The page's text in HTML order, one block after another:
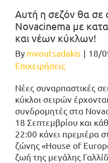
Αυτή η σεζόν θα σε
Novacinema με
και νέων κύκλων!
By mvoutsadakis | 18/
Επιχειρήσεις
Νέες συναρπαστικές
κύκλοι σειρών
συνδρομητές στα
18 Σεπτεμβρίου και
22:00 κάνει πρεμιέρα
ζώνης «House of
ζωή της μεγάλης